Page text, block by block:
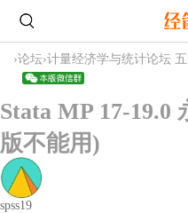
›论坛›计量经济学与统计论坛 五
Stata MP 17-19.0
版不能用)
spss19